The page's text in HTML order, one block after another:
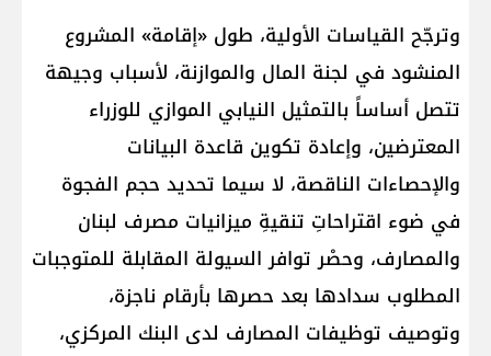
وترجّح القياسات الأولية، طول «إقامة» المشروع
المنشود في لجنة المال والموازنة، لأسباب وجيهة
تتصل أساساً بالتمثيل النيابي الموازي للوزراء
المعترضين، وإعادة تكوين قاعدة البيانات
والإحصاءات الناقصة، لا سيما تحديد حجم الفجوة
في ضوء اقتراحاتِ تنقيةِ ميزانيات مصرف لبنان
والمصارف، وحصْر توافر السيولة المقابلة للمتوجبات
المطلوب سدادها بعد حصرها بأرقام ناجزة،
وتوصيف توظيفات المصارف لدى البنك المركزي،